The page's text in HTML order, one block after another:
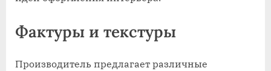
Фактуры и текстуры
Производитель предлагает различные